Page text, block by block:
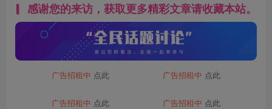
感谢您的来访，获取更多精彩文章请收藏本站。
广告招租中 点此 广告招租中 点此
广告招租中 点此 广告招租中 点此